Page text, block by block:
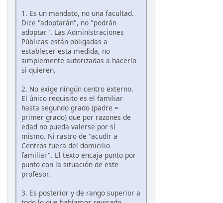
1. Es un mandato, no una facultad.
Dice "adoptarán", no "podrán
adoptar". Las Administraciones
Públicas están obligadas a
establecer esta medida, no
simplemente autorizadas a hacerlo
si quieren.
2. No exige ningún centro externo.
El único requisito es el familiar
hasta segundo grado (padre =
primer grado) que por razones de
edad no pueda valerse por sí
mismo. Ni rastro de "acudir a
Centros fuera del domicilio
familiar". El texto encaja punto por
punto con la situación de este
profesor.
3. Es posterior y de rango superior a